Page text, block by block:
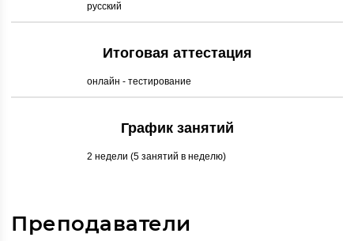
русский
Итоговая аттестация
онлайн - тестирование
График занятий
2 недели (5 занятий в неделю)
Преподаватели